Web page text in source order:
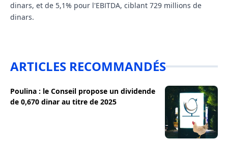
dinars, et de 5,1% pour l'EBITDA, ciblant 729 millions de
dinars.
ARTICLES RECOMMANDÉS
Poulina : le Conseil propose un dividende
de 0,670 dinar au titre de 2025